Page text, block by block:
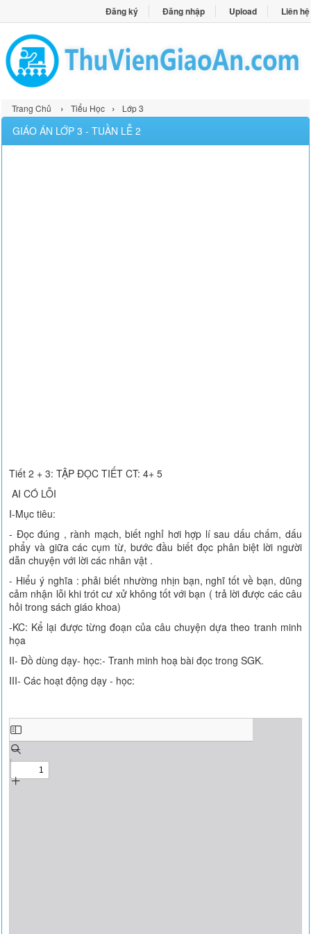
Đăng ký Đăng nhập Upload Liên hệ
Trang Chủ › Tiểu Học › Lớp 3
GIÁO ÁN LỚP 3 - TUẦN LỄ 2
Tiết 2 + 3: TẬP ĐỌC TIẾT CT: 4+ 5
AI CÓ LỖI
I-Mục tiêu:
- Đọc đúng , rành mạch, biết nghỉ hơi hợp lí sau dấu chấm, dấu
phẩy và giữa các cụm từ, bước đầu biết đọc phân biệt lời người
dẫn chuyện với lời các nhân vật .
- Hiểu ý nghĩa : phải biết nhường nhịn bạn, nghĩ tốt về bạn, dũng
cảm nhận lỗi khi trót cư xử không tốt với bạn ( trả lời được các câu
hỏi trong sách giáo khoa)
-KC: Kể lại được từng đoạn của câu chuyện dựa theo tranh minh
họa
II- Đồ dùng dạy- học:- Tranh minh hoạ bài đọc trong SGK.
III- Các hoạt động dạy - học: